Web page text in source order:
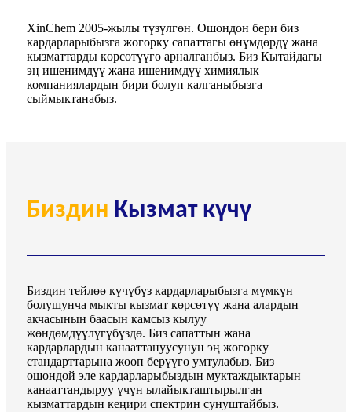
XinChem 2005-жылы түзүлгөн. Ошондон бери биз
кардарларыбызга жогорку сапаттагы өнүмдөрдү жана
кызматтарды көрсөтүүгө арналганбыз. Биз Кытайдагы
эң ишенимдүү жана ишенимдүү химиялык
компаниялардын бири болуп калганыбызга
сыймыктанабыз.
Биздин Кызмат күчү
Биздин тейлөө күчүбүз кардарларыбызга мүмкүн
болушунча мыкты кызмат көрсөтүү жана алардын
акчасынын баасын камсыз кылуу
жөндөмдүүлүгүбүздө. Биз сапаттын жана
кардарлардын канааттануусунун эң жогорку
стандарттарына жооп берүүгө умтулабыз. Биз
ошондой эле кардарларыбыздын муктаждыктарын
канааттандыруу үчүн ылайыкташтырылган
кызматтардын кеңири спектрин сунуштайбыз.